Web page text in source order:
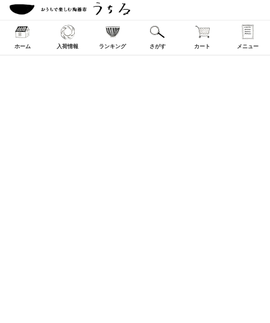
ホーム 入荷情報 ランキング さがす カート メニュー